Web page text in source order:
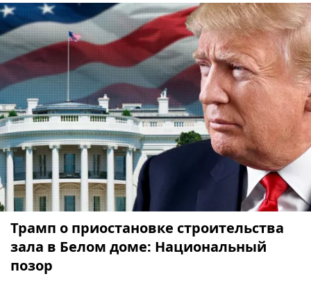
Трамп о приостановке строительства
зала в Белом доме: Национальный
позор